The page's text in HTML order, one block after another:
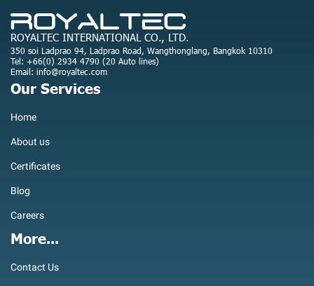
ROYALTEC INTERNATIONAL CO., LTD.
350 soi Ladprao 94, Ladprao Road, Wangthonglang, Bangkok 10310
Tel: +66(0) 2934 4790 (20 Auto lines)
Email: info@royaltec.com
Our Services
Home
About us
Certificates
Blog
Careers
More...
Contact Us